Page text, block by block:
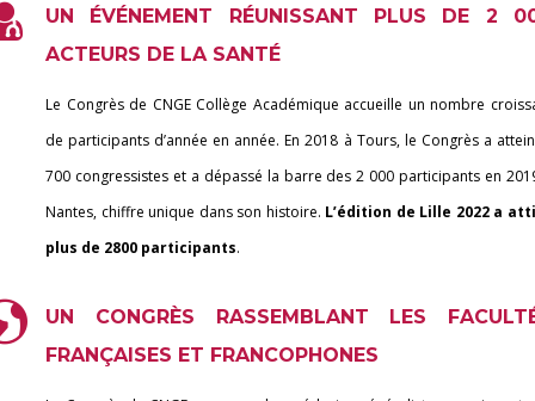
UN ÉVÉNEMENT RÉUNISSANT PLUS DE 2
ACTEURS DE LA SANTÉ
Le Congrès de CNGE Collège Académique accueille un nombre
de participants d’année en année. En 2018 à Tours, le Congrès a
700 congressistes et a dépassé la barre des 2 000 participants en
Nantes, chiffre unique dans son histoire. L’édition de Lille 2022 a
plus de 2800 participants.
UN CONGRÈS RASSEMBLANT LES
FRANÇAISES ET FRANCOPHONES